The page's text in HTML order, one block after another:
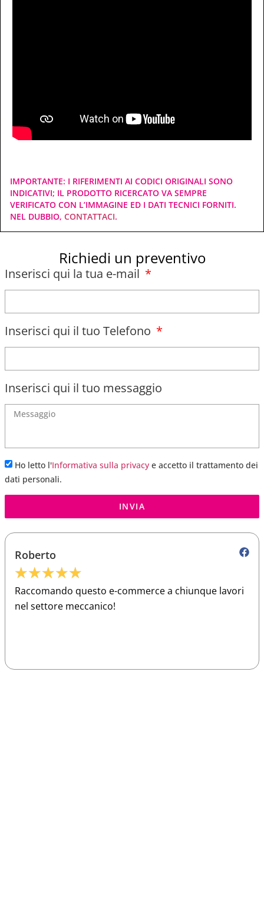
IMPORTANTE: I RIFERIMENTI AI CODICI ORIGINALI SONO
INDICATIVI; IL PRODOTTO RICERCATO VA SEMPRE
VERIFICATO CON L’IMMAGINE ED I DATI TECNICI FORNITI.
NEL DUBBIO, CONTATTACI.
Richiedi un preventivo
Inserisci qui la tua e-mail
Inserisci qui il tuo Telefono
Inserisci qui il tuo messaggio
Ho letto l'Informativa sulla privacy e accetto il trattamento dei
dati personali.
INVIA
Roberto
★★★★★
Raccomando questo e-commerce a chiunque lavori
nel settore meccanico!